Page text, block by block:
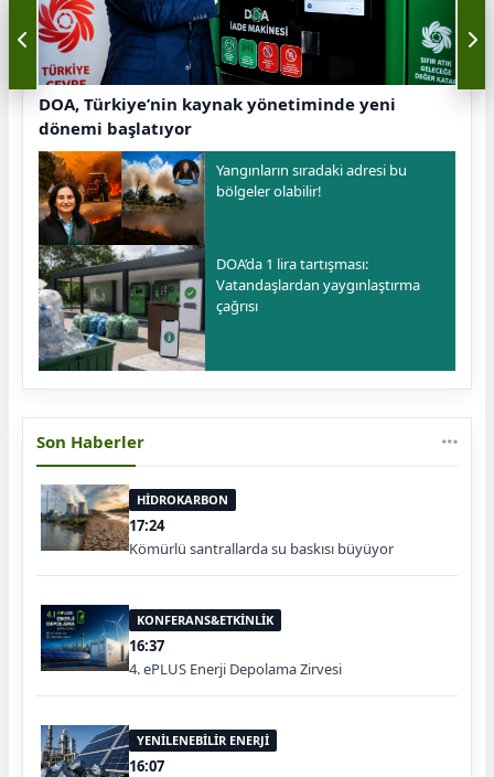
DOA, Türkiye’nin kaynak yönetiminde yeni
dönemi başlatıyor
Yangınların sıradaki adresi bu
bölgeler olabilir!
DOA’da 1 lira tartışması:
Vatandaşlardan yaygınlaştırma
çağrısı
Son Haberler
HİDROKARBON
17:24
Kömürlü santrallarda su baskısı büyüyor
KONFERANS&ETKİNLİK
16:37
4. ePLUS Enerji Depolama Zirvesi
YENİLENEBİLİR ENERJİ
16:07